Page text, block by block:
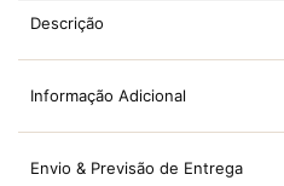
Descrição
Informação Adicional
Envio & Previsão de Entrega